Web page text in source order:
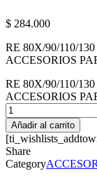
$ 284.000
RE 80X/90/110/130
ACCESORIOS
RE 80X/90/110/130
ACCESORIOS
Añadir al carrito
Share
Category